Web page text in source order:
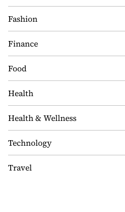
Fashion
Finance
Food
Health
Health & Wellness
Technology
Travel